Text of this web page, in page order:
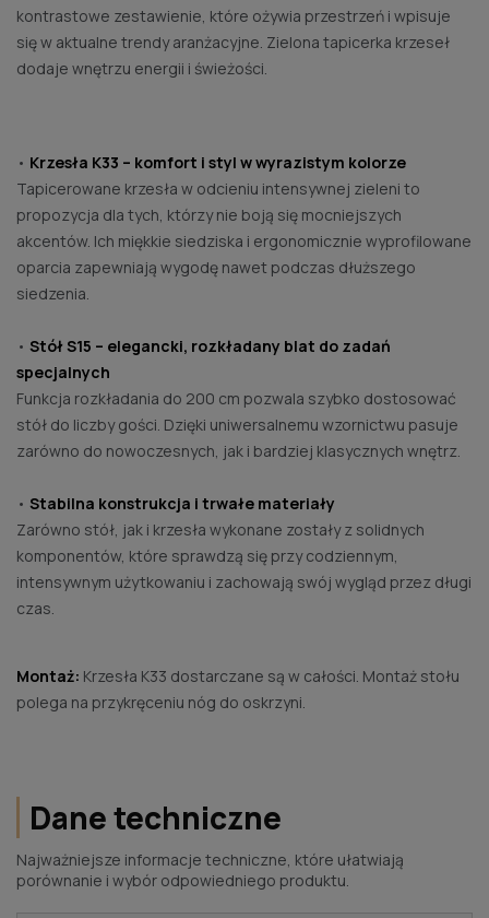
kontrastowe zestawienie, które ożywia przestrzeń i wpisuje
się w aktualne trendy aranżacyjne. Zielona tapicerka krzeseł
dodaje wnętrzu energii i świeżości.
• Krzesła K33 – komfort i styl w wyrazistym kolorze
Tapicerowane krzesła w odcieniu intensywnej zieleni to
propozycja dla tych, którzy nie boją się mocniejszych
akcentów. Ich miękkie siedziska i ergonomicznie wyprofilowane
oparcia zapewniają wygodę nawet podczas dłuższego
siedzenia.
• Stół S15 – elegancki, rozkładany blat do zadań
specjalnych
Funkcja rozkładania do 200 cm pozwala szybko dostosować
stół do liczby gości. Dzięki uniwersalnemu wzornictwu pasuje
zarówno do nowoczesnych, jak i bardziej klasycznych wnętrz.
• Stabilna konstrukcja i trwałe materiały
Zarówno stół, jak i krzesła wykonane zostały z solidnych
komponentów, które sprawdzą się przy codziennym,
intensywnym użytkowaniu i zachowają swój wygląd przez długi
czas.
Montaż: Krzesła K33 dostarczane są w całości. Montaż stołu
polega na przykręceniu nóg do oskrzyni.
Dane techniczne
Najważniejsze informacje techniczne, które ułatwiają
porównanie i wybór odpowiedniego produktu.